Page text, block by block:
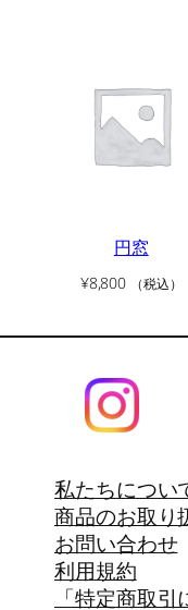
円窓
¥8,800 （税込）
私たちについ
商品のお取り
お問い合わせ
利用規約
「特定商取